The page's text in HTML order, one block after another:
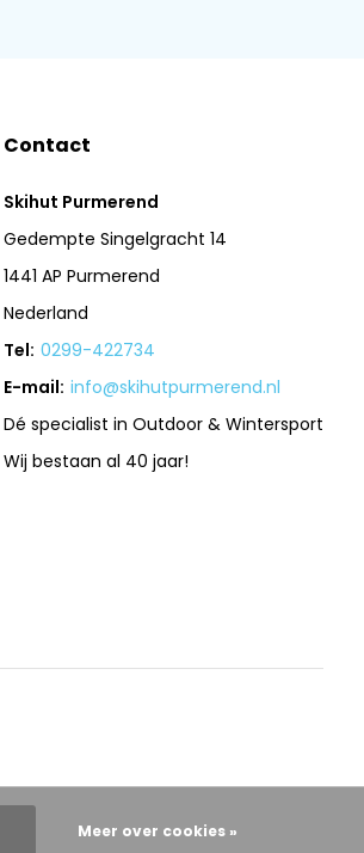
Contact
Skihut Purmerend
Gedempte Singelgracht 14
1441 AP Purmerend
Nederland
Tel: 0299-422734
E-mail: info@skihutpurmerend.nl
Dé specialist in Outdoor & Wintersport
Wij bestaan al 40 jaar!
Meer over cookies »